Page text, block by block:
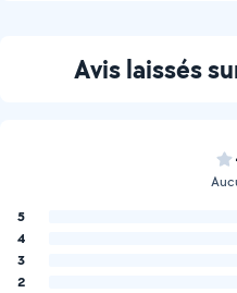
Avis laissés
5
4
3
2